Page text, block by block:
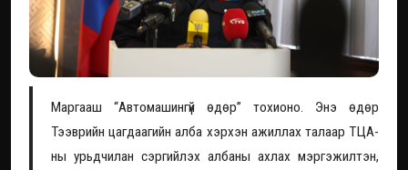
Маргааш “Автомашингүй өдөр” тохионо. Энэ өдөр
Тээврийн цагдаагийн алба хэрхэн ажиллах талаар ТЦА-
ны урьдчилан сэргийлэх албаны ахлах мэргэжилтэн,